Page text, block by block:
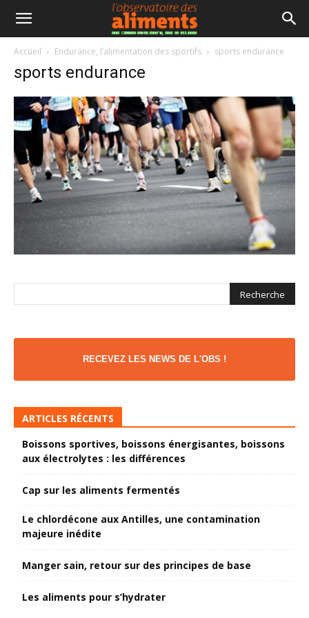
Accueil Endurance, l’alimentation des sportifs sports endurance
sports endurance
RECEVEZ LES NEWS DE L'OBS !
ARTICLES RÉCENTS
Boissons sportives, boissons énergisantes, boissons
aux électrolytes : les différences
Cap sur les aliments fermentés
Le chlordécone aux Antilles, une contamination
majeure inédite
Manger sain, retour sur des principes de base
Les aliments pour s’hydrater